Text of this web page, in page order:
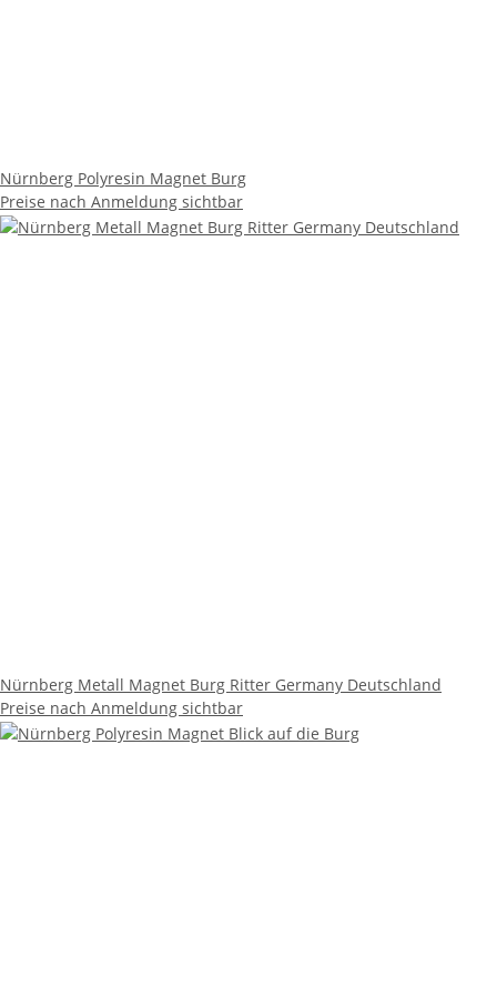
Nürnberg Polyresin Magnet Burg
Preise nach Anmeldung sichtbar
Nürnberg Metall Magnet Burg Ritter Germany Deutschland
Preise nach Anmeldung sichtbar